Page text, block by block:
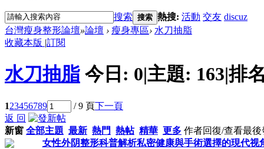
搜索 搜索 熱搜: 活動 交友 discuz
台灣瘦身整形論壇»論壇 › 瘦身專區› 水刀抽脂
收藏本版 |訂閱
水刀抽脂 今日: 0|主題: 163|排
123456789 / 9 頁下一頁
返 回
新窗 全部主題 最新 熱門 熱帖 精華 更多 作者回復/查看最後
女性外阴整形科普解析私密健康與手術選擇的現代视